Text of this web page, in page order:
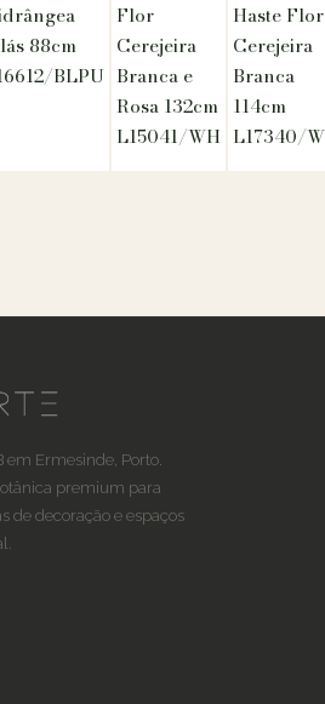
88cm
BLPU
Flor
Cerejeira
Branca e
Rosa 132cm
L15041/WH
Haste Flor
Cerejeira
Branca
114cm
L17340/
em Ermesinde, Porto.
premium para
de decoração e espaços